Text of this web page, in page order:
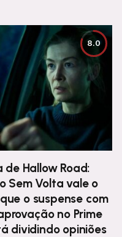
8.0
de Hallow Road:
Sem Volta vale o
o suspense com
no Prime
dividindo opiniões